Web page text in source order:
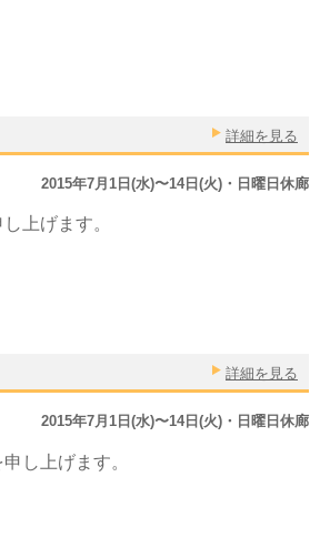
詳細を見る
2015年7月1日(水)〜14日(火)・日曜日休廊
上げます。
詳細を見る
2015年7月1日(水)〜14日(火)・日曜日休廊
し上げます。